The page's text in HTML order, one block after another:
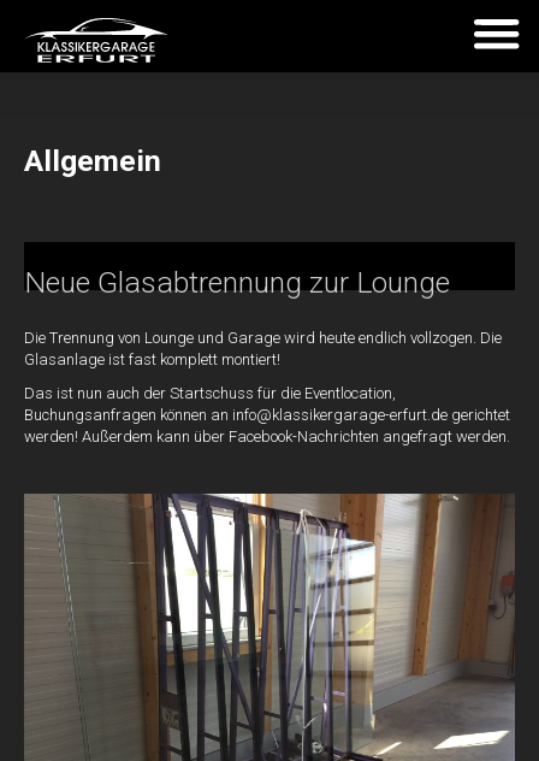
Allgemein
Neue Glasabtrennung zur Lounge
Die Trennung von Lounge und Garage wird heute endlich vollzogen. Die
Glasanlage ist fast komplett montiert!
Das ist nun auch der Startschuss für die Eventlocation,
Buchungsanfragen können an info@klassikergarage-erfurt.de gerichtet
werden! Außerdem kann über Facebook-Nachrichten angefragt werden.